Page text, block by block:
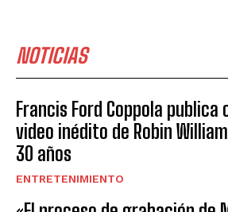
NOTICIAS
Francis Ford Coppola publica
video inédito de Robin
30 años
ENTRETENIMIENTO